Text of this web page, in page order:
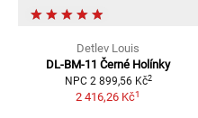
Detlev Louis
DL-BM-11 Černé Holínky
NPC 2 899,56 Kč2
2 416,26 Kč1